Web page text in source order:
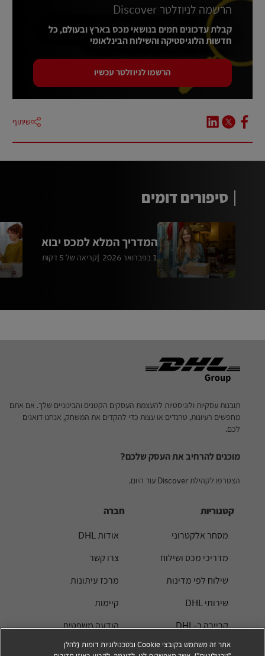
הרשמה לניוזלטר Discover
קבלת עדכונים חמים בנושאי מכס בארץ ובעולם, כל
חדשות הלוגיסטיקה והשילוח הבינלאומי
הרשמו לניוזלטר עכשיו
שיתוף
סיפורים דומים
המדריך המלא למכס יבוא
1 בפברואר 2026 קריאה של 5 דקות
תובנות עסקיות ולוגיסטיות להעצמת העסקים הקטנים והבינוניים שלך. אם אתם
מחפשים רעיונות, טרנדים או עצות כדי להקדים את המשחק, אנחנו דואגים
לכם.
מוכנים להרחיב את העסק שלכם?
הצטרפו לקהילת Discover עוד היום.
קטגוריות
מסחר אלקטרוני
מדריכי מכס ושילוח
שילוח לפי מדינות
שירותי DHL
קריירה ב-DHL
חברה
אודות DHL
צרו קשר
מרכז עיתונות
קיימות
הודעה משפטית
תנאי שימוש
אתר זה משתמש בקובצי Cookie ובטכנולוגיות דומות (להלן